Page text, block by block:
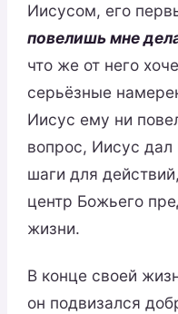
Иисусом, его
повелишь мне
что же от него
серьёзные
Иисус ему ни
вопрос, Иисус дал
шаги для
центр Божьего
жизни.
В конце своей
он подвизался